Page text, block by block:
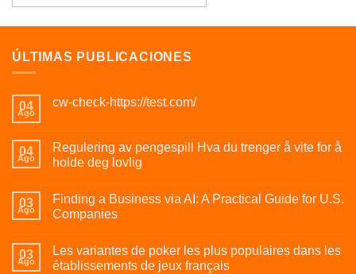
ÚLTIMAS PUBLICACIONES
04
Ago
cw-check-https://test.com/
04
Ago
Regulering av pengespill Hva du trenger å vite for å
holde deg lovlig
03
Ago
Finding a Business via AI: A Practical Guide for U.S.
Companies
03
Ago
Les variantes de poker les plus populaires dans les
établissements de jeux français